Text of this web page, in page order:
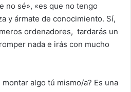
no sé», «es que no tengo
y ármate de conocimiento. Sí,
ordenadores, tardarás un
nada e irás con mucho
algo tú mismo/a? Es una